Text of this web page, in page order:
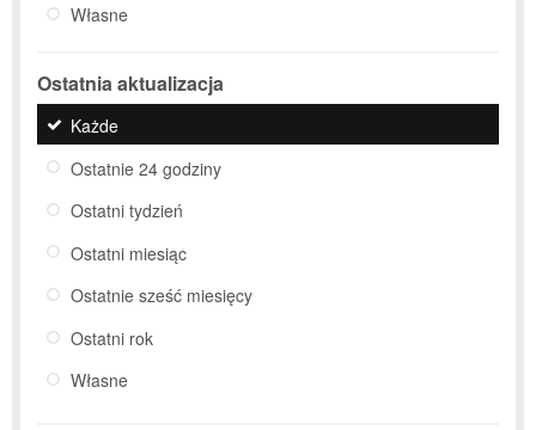
Własne
Ostatnia aktualizacja
Każde
Ostatnie 24 godziny
Ostatni tydzień
Ostatni miesiąc
Ostatnie sześć miesięcy
Ostatni rok
Własne